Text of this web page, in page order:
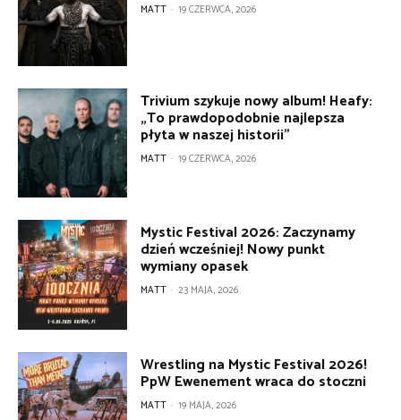
MATT - 19 CZERWCA, 2026
Trivium szykuje nowy album! Heafy:
„To prawdopodobnie najlepsza
płyta w naszej historii”
MATT - 19 CZERWCA, 2026
Mystic Festival 2026: Zaczynamy
dzień wcześniej! Nowy punkt
wymiany opasek
MATT - 23 MAJA, 2026
Wrestling na Mystic Festival 2026!
PpW Ewenement wraca do stoczni
MATT - 19 MAJA, 2026